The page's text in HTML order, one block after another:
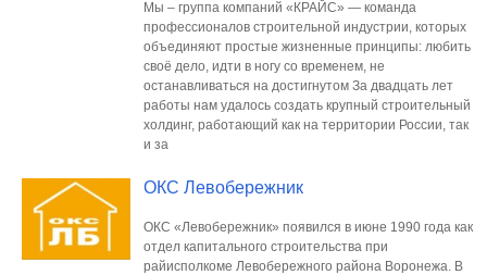
Мы – группа компаний «КРАЙС» — команда
профессионалов строительной индустрии, которых
объединяют простые жизненные принципы: любить
своё дело, идти в ногу со временем, не
останавливаться на достигнутом За двадцать лет
работы нам удалось создать крупный строительный
холдинг, работающий как на территории России, так
и за
ОКС Левобережник
ОКС «Левобережник» появился в июне 1990 года как
отдел капитального строительства при
райисполкоме Левобережного района Воронежа. В